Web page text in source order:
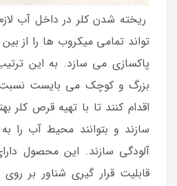
ریخته شدن کلر در داخل آب
تواند تمامی میکروب ها را از
پاکسازی می سازد. به این
بزرگ و کوچک می بایست
اقدام کنند تا با تهیه قرص کلر
سازند و بتوانند محیط آب را
آلودگی سازند. این محصول
قابلیت قرار گیری شناور بر